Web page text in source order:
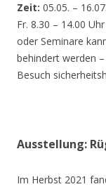
Zeit: 05.05. –
Fr. 8.30 – 14.00
oder Seminare
behindert werden
Besuch
Ausstellung:
Im Herbst 2021